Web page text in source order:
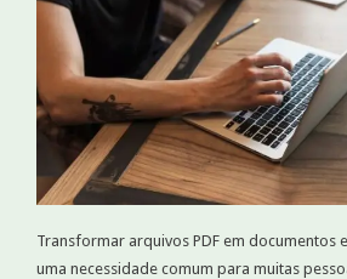
Transformar arquivos PDF em documentos
uma necessidade comum para muitas